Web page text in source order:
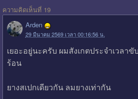
ความคิดเห็นที่ 19
Arden
29 มีนาคม 2569 เวลา 00:16:56 น.
เยอะอยู่นะครับ ผมสังเกตประจำเวลา
ร้อน
ยางสเปกเดียวกัน ลมยางเท่ากัน